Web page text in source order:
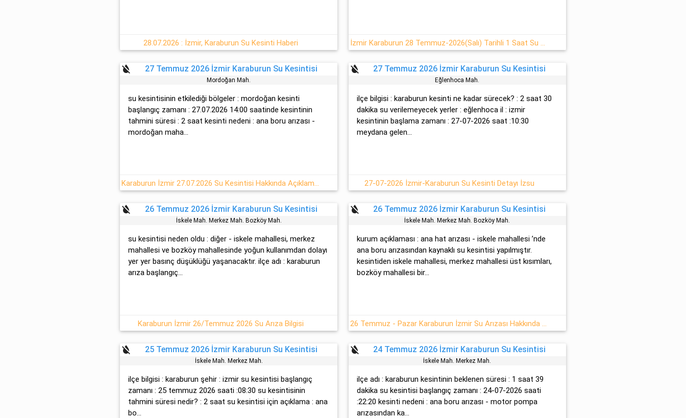
28.07.2026 : İzmir, Karaburun Su Kesinti Haberi İzmir Karaburun 28 Temmuz-2026(Salı) Tarihli 1 Saat Su Kesintisi
format_color_reset 27 Temmuz 2026 İzmir Karaburun Su Kesintisi
Mordoğan Mah.
su kesintisinin etkilediği bölgeler : mordoğan kesinti
başlangıç zamanı : 27.07.2026 14:00 saatinde kesintinin
tahmini süresi : 2 saat kesinti nedeni : ana boru arızası -
mordoğan maha...
Karaburun İzmir 27.07.2026 Su Kesintisi Hakkında Açıklamalar
format_color_reset 27 Temmuz 2026 İzmir Karaburun Su Kesintisi
Eğlenhoca Mah.
ilçe bilgisi : karaburun kesinti ne kadar sürecek? : 2 saat 30
dakika su verilemeyecek yerler : eğlenhoca il : izmir
kesintinin başlama zamanı : 27-07-2026 saat :10:30
meydana gelen...
27-07-2026 İzmir-Karaburun Su Kesinti Detayı İzsu
format_color_reset 26 Temmuz 2026 İzmir Karaburun Su Kesintisi
İskele Mah. Merkez Mah. Bozköy Mah.
su kesintisi neden oldu : diğer - iskele mahallesi, merkez
mahallesi ve bozköy mahallesinde yoğun kullanımdan dolayı
yer yer basınç düşüklüğü yaşanacaktır. ilçe adı : karaburun
arıza başlangıç...
Karaburun İzmir 26/Temmuz 2026 Su Arıza Bilgisi
format_color_reset 26 Temmuz 2026 İzmir Karaburun Su Kesintisi
İskele Mah. Merkez Mah. Bozköy Mah.
kurum açıklaması : ana hat arızası - iskele mahallesi ’nde
ana boru arızasından kaynaklı su kesintisi yapılmıştır.
kesintiden iskele mahallesi, merkez mahallesi üst kısımları,
bozköy mahallesi bir...
26 Temmuz - Pazar Karaburun İzmir Su Arızası Hakkında Detaylar
format_color_reset 25 Temmuz 2026 İzmir Karaburun Su Kesintisi
İskele Mah. Merkez Mah.
ilçe bilgisi : karaburun şehir : izmir su kesintisi başlangıç
zamanı : 25 temmuz 2026 saati :08:30 su kesintisinin
tahmini süresi nedir? : 2 saat su kesintisi için açıklama : ana
bo...
format_color_reset 24 Temmuz 2026 İzmir Karaburun Su Kesintisi
İskele Mah. Merkez Mah.
ilçe adı : karaburun kesintinin beklenen süresi : 1 saat 39
dakika su kesintisi başlangıç zamanı : 24-07-2026 saati
:22:20 kesinti nedeni : ana boru arızası - motor pompa
arızasından ka...